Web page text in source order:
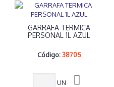
GARRAFA TERMICA
PERSONAL 1L AZUL
Código: 38705
UN